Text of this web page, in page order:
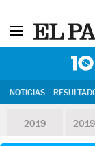
NOTICIAS
2019